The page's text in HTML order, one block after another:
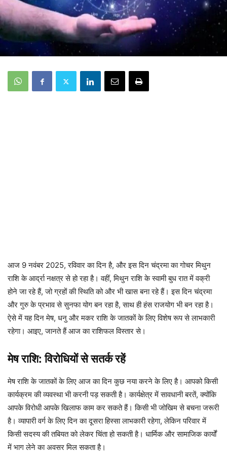
आज 9 नवंबर 2025, रविवार का दिन है, और इस दिन चंद्रमा का गोचर मिथुन
राशि के आर्द्रा नक्षत्र से हो रहा है। वहीं, मिथुन राशि के स्वामी बुध रात में वक्री
होने जा रहे हैं, जो ग्रहों की स्थिति को और भी खास बना रहे हैं। इस दिन चंद्रमा
और गुरु के प्रभाव से सुनफा योग बन रहा है, साथ ही हंस राजयोग भी बन रहा है।
ऐसे में यह दिन मेष, धनु और मकर राशि के जातकों के लिए विशेष रूप से लाभकारी
रहेगा। आइए, जानते हैं आज का राशिफल विस्तार से।
मेष राशि: विरोधियों से सतर्क रहें
मेष राशि के जातकों के लिए आज का दिन कुछ नया करने के लिए है। आपको किसी
कार्यक्रम की व्यवस्था भी करनी पड़ सकती है। कार्यक्षेत्र में सावधानी बरतें, क्योंकि
आपके विरोधी आपके खिलाफ काम कर सकते हैं। किसी भी जोखिम से बचना जरूरी
है। व्यापारी वर्ग के लिए दिन का दूसरा हिस्सा लाभकारी रहेगा, लेकिन परिवार में
किसी सदस्य की तबियत को लेकर चिंता हो सकती है। धार्मिक और सामाजिक कार्यों
में भाग लेने का अवसर मिल सकता है।